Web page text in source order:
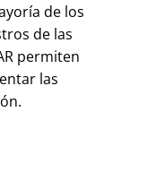
de los
de las
permiten
las